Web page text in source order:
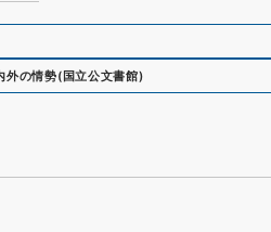
外の情勢(国立公文書館)